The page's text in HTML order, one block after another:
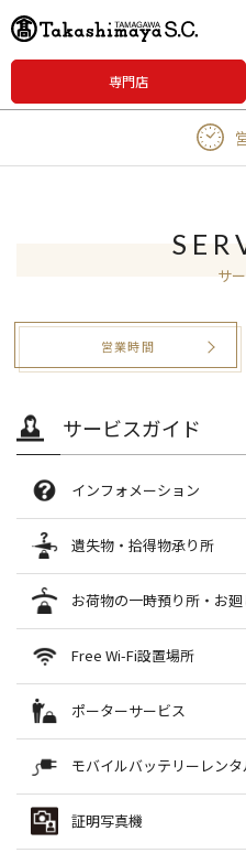
専門店
サ
営業時間
サービスガイド
インフォメーション
本館インフォメーション
本館1F正面口
●店内のご案内
●お呼び出しの承り（店内放送）
●車椅子、ショッピングサポートカー
南館インフォメーション
南館1Fプラザ正面口
●インフォメーションスタッフがリモー
遺失物・拾得物承り所
遺失物・拾得物承り所
南館B1
03-5716-2899
●遺失物、拾得物の承り
[営業時間]10:00～18:00
お荷物の一時預り所・お
お荷物一時預り所
お荷物を一時的にお預りいたしま
す。
※貴重品、ペット等はお預りでき
お廻しサービス
お買上げ品を、各店より60分以内に
ます。
Free Wi-Fi設置場所
Free Wi-Fi設置場所
本館
3F お荷物一時預かり所
6F 催会場
南館
1F プラザ（正面入口）
6F ホワイトモール
西館
1F フードコート「P.」・ア
ポーターサービス
ポーターサービス
シー乗り場｣・｢各出入口｣までお運び
ご希望の際は「一時預り所」へお申
モバイルバッテリーレンタ
ChargeSPOT（チャージスポッ
南館B1
証明写真機